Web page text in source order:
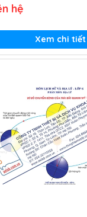
hệ
Xem chi tiết